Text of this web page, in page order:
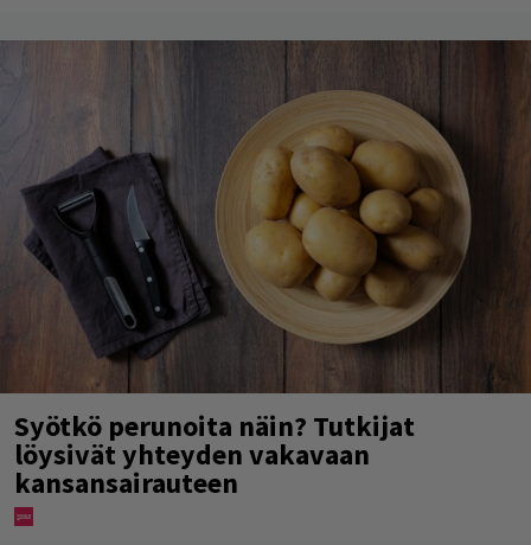
Syötkö perunoita näin? Tutkijat
löysivät yhteyden vakavaan
kansansairauteen